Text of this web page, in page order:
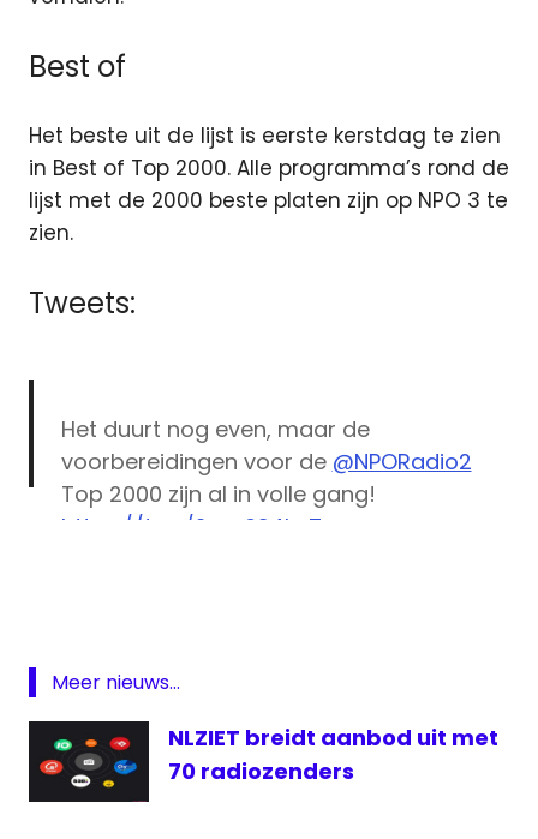
Best of
Het beste uit de lijst is eerste kerstdag te zien
in Best of Top 2000. Alle programma’s rond de
lijst met de 2000 beste platen zijn op NPO 3 te
zien.
Tweets:
Het duurt nog even, maar de
voorbereidingen voor de @NPORadio2
Top 2000 zijn al in volle gang!
https://t.co/2snz6S4kn7
2
stemmen
Top 2000
Meer nieuws...
NLZIET breidt aanbod uit met
70 radiozenders